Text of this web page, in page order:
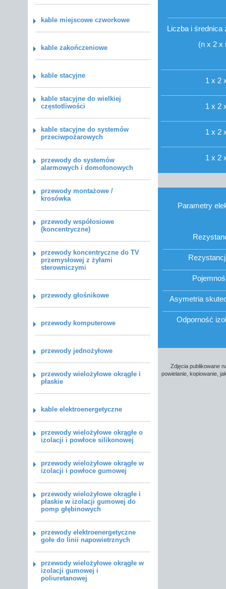
kable miejscowe czworkowe
kable zakończeniowe
kable stacyjne
kable stacyjne do wielkiej
częstotliwości
kable stacyjne do systemów
przeciwpożarowych
przewody do systemów
alarmowych i domofonowych
przewody montażowe /
krosówka
przewody współosiowe
(koncentryczne)
przewody koncentryczne do TV
przemysłowej z żyłami
sterowniczymi
przewody głośnikowe
przewody komputerowe
przewody jednożyłowe
przewody wielożyłowe okrągłe i
płaskie
kable elektroenergetyczne
przewody wielożyłowe okrągłe o
izolacji i powłoce silikonowej
przewody wielożyłowe okrągłe w
izolacji i powłoce gumowej
przewody wielożyłowe okrągłe i
płaskie w izolacji gumowej do
pomp głębinowych
przewody elektroenergetyczne
gołe do linii napowietrznych
przewody wielożyłowe okrągłe w
izolacji gumowej i
poliuretanowej
Liczba i średnica
(n x 2 x
1 x 2
1 x 2
1 x 2
1 x 2
Parametry
Asymetria
Odporność
Zdjęcia publikowane
powielanie, kopiowanie,